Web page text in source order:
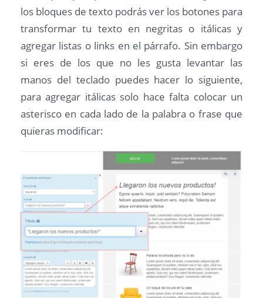
los bloques de texto podrás ver los botones para
transformar tu texto en negritas o itálicas y
agregar listas o links en el párrafo. Sin embargo
si eres de los que no les gusta levantar las
manos del teclado puedes hacer lo siguiente,
para agregar itálicas solo hace falta colocar un
asterisco en cada lado de la palabra o frase que
quieras modificar: